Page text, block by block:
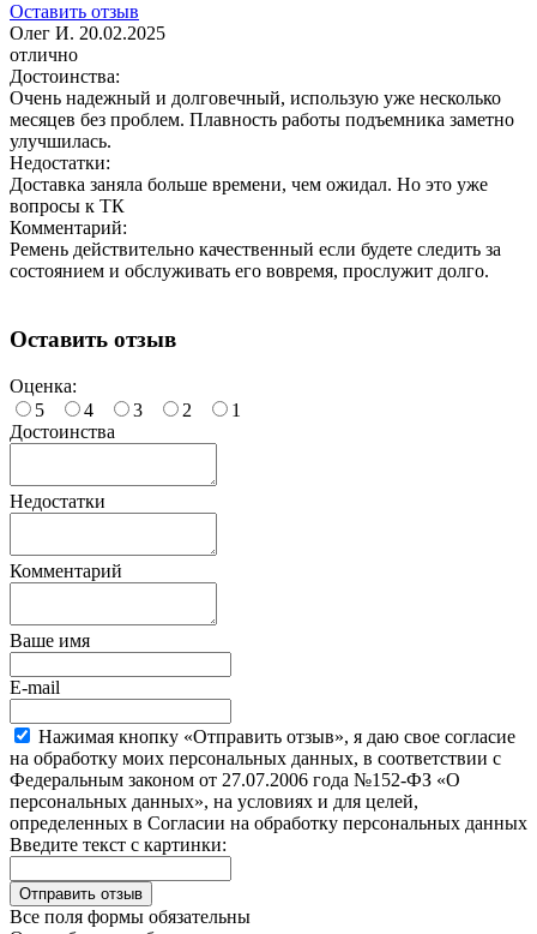
Оставить отзыв
Олег И. 20.02.2025
отлично
Достоинства:
Очень надежный и долговечный, использую уже несколько
месяцев без проблем. Плавность работы подъемника заметно
улучшилась.
Недостатки:
Доставка заняла больше времени, чем ожидал. Но это уже
вопросы к ТК
Комментарий:
Ремень действительно качественный если будете следить за
состоянием и обслуживать его вовремя, прослужит долго.
Оставить отзыв
Оценка:
5
4 3 2
1
Достоинства
Недостатки
Комментарий
Ваше имя
E-mail
Нажимая кнопку «Отправить отзыв», я даю свое согласие
на обработку моих персональных данных, в соответствии с
Федеральным законом от 27.07.2006 года №152-ФЗ «О
персональных данных», на условиях и для целей,
определенных в Согласии на обработку персональных данных
Введите текст с картинки:
Все поля формы обязательны